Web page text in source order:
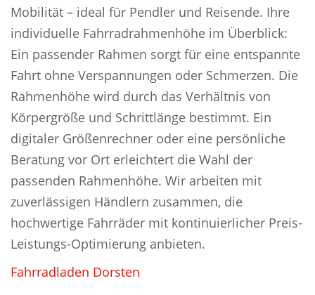
Mobilität – ideal für Pendler und Reisende. Ihre
individuelle Fahrradrahmenhöhe im Überblick:
Ein passender Rahmen sorgt für eine entspannte
Fahrt ohne Verspannungen oder Schmerzen. Die
Rahmenhöhe wird durch das Verhältnis von
Körpergröße und Schrittlänge bestimmt. Ein
digitaler Größenrechner oder eine persönliche
Beratung vor Ort erleichtert die Wahl der
passenden Rahmenhöhe. Wir arbeiten mit
zuverlässigen Händlern zusammen, die
hochwertige Fahrräder mit kontinuierlicher Preis-
Leistungs-Optimierung anbieten.
Fahrradladen Dorsten